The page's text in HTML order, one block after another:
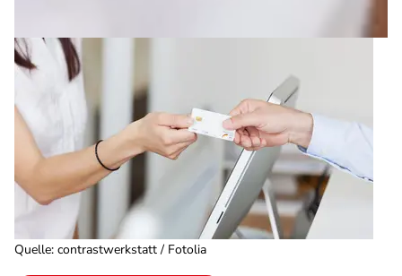
Quelle: contrastwerkstatt / Fotolia